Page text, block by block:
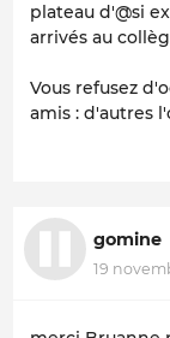
plateau d'@si
arrivés au
Vous refusez
amis : d'autres
gomine
19